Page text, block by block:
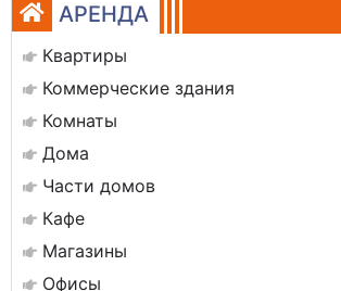
АРЕНДА
Квартиры
Коммерческие здания
Комнаты
Дома
Части домов
Кафе
Магазины
Офисы